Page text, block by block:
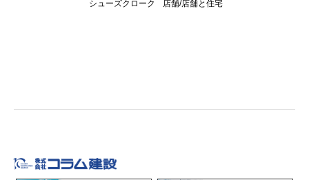
シューズクローク 店舗/店舗と住宅